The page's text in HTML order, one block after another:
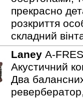
прекрасно
розкриття
складний
Laney A-
Акустичний
Два